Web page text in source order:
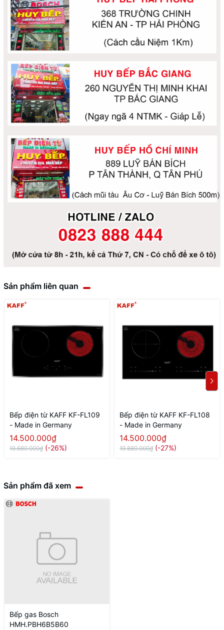
Sản phẩm liên quan
Bếp điện từ KAFF KF-FL109
- Made in Germany
14.500.000₫
19.680.000₫ (-26%)
Bếp điện từ KAFF KF-FL108
- Made in Germany
14.500.000₫
19.880.000₫ (-27%)
Sản phẩm đã xem
Bếp gas Bosch
HMH.PBH6B5B60